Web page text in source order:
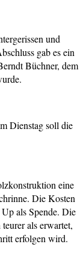
und
gab es ein
Büchner, dem
Dienstag soll die
eine
Die Kosten
als Spende. Die
als erwartet,
erfolgen wird.